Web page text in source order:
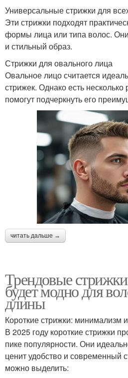
Универсальные стрижки для
Эти стрижки подходят
формы лица или типа волос.
и стильный образ.
Стрижки для овального лица
Овальное лицо считается
стрижек. Однако есть
помогут подчеркнуть его
читать дальше →
Трендовые
будет модно для
длины
Короткие стрижки: минимализм
В 2025 году короткие стрижки
пике популярности. Они
ценит удобство и современный
можно выделить: